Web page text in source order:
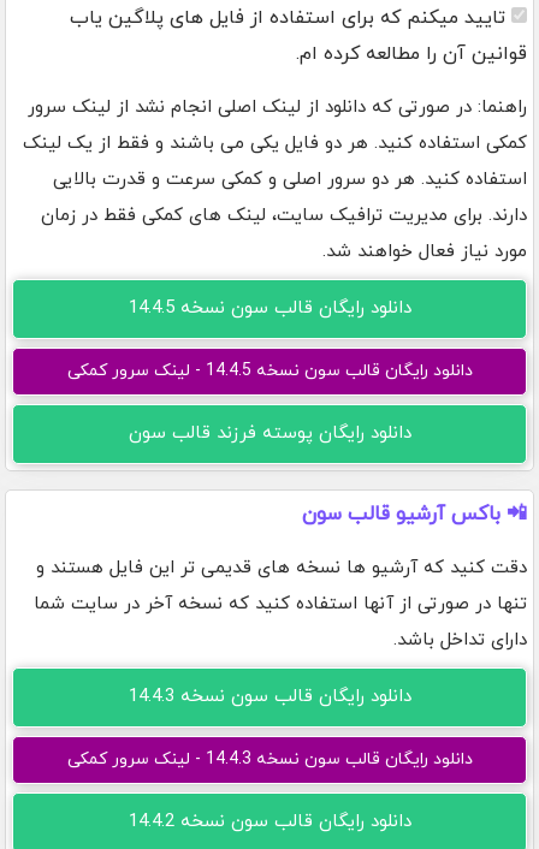
تایید میکنم که برای استفاده از فایل های پلاگین یاب
قوانین آن را مطالعه کرده ام.
راهنما: در صورتی که دانلود از لینک اصلی انجام نشد از لینک سرور
کمکی استفاده کنید. هر دو فایل یکی می باشند و فقط از یک لینک
استفاده کنید. هر دو سرور اصلی و کمکی سرعت و قدرت بالایی
دارند. برای مدیریت ترافیک سایت، لینک های کمکی فقط در زمان
مورد نیاز فعال خواهند شد.
دانلود رایگان قالب سون نسخه 14.4.5
دانلود رایگان قالب سون نسخه 14.4.5 - لینک سرور کمکی
دانلود رایگان پوسته فرزند قالب سون
📲 باکس آرشیو قالب سون
دقت کنید که آرشیو ها نسخه های قدیمی تر این فایل هستند و
تنها در صورتی از آنها استفاده کنید که نسخه آخر در سایت شما
دارای تداخل باشد.
دانلود رایگان قالب سون نسخه 14.4.3
دانلود رایگان قالب سون نسخه 14.4.3 - لینک سرور کمکی
دانلود رایگان قالب سون نسخه 14.4.2